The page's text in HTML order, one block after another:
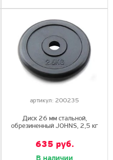
артикул: 200235
Диск 26 мм стальной,
обрезиненный JOHNS, 2,5 кг
635 руб.